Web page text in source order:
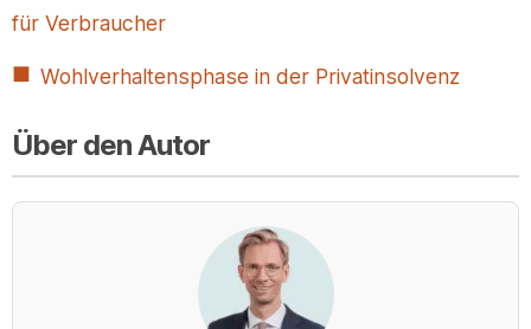
für Verbraucher
Wohlverhaltensphase in der Privatinsolvenz
Über den Autor